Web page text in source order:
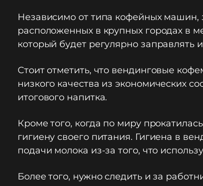
Независимо от типа кофейных машин,
расположенных в крупных городах в
который будет регулярно заправлять
Стоит отметить, что вендинговые
низкого качества из экономических
итогового напитка.
Кроме того, когда по миру
гигиену своего питания. Гигиена в
подачи молока из-за того, что
Более того, нужно следить и за